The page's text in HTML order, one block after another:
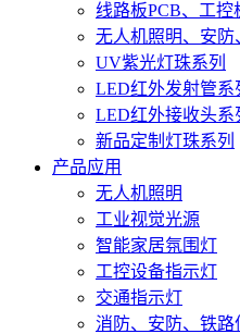
线路板PCB、工控
无人机照明、安
UV紫光灯珠系列
LED红外发射管系
LED红外接收头系
新品定制灯珠系列
产品应用
无人机照明
工业视觉光源
智能家居氛围灯
工控设备指示灯
交通指示灯
消防、安防、铁路